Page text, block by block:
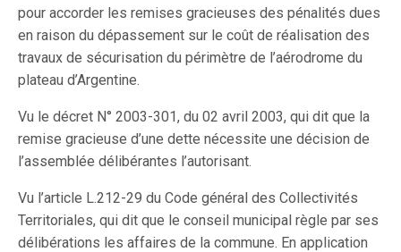
pour accorder les remises gracieuses des pénalités dues
en raison du dépassement sur le coût de réalisation des
travaux de sécurisation du périmètre de l’aérodrome du
plateau d’Argentine.
Vu le décret N° 2003-301, du 02 avril 2003, qui dit que la
remise gracieuse d’une dette nécessite une décision de
l’assemblée délibérantes l’autorisant.
Vu l’article L.212-29 du Code général des Collectivités
Territoriales, qui dit que le conseil municipal règle par ses
délibérations les affaires de la commune. En application